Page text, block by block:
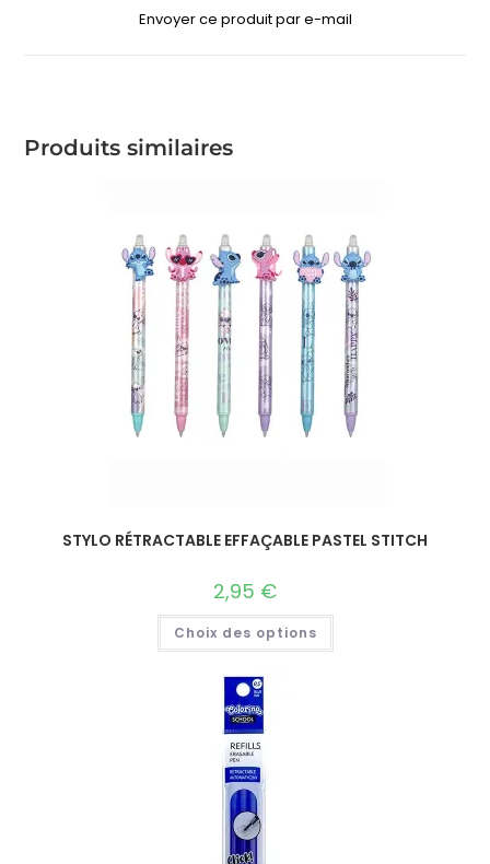
Envoyer ce produit par e-mail
Produits similaires
STYLO RÉTRACTABLE EFFAÇABLE PASTEL STITCH
2,95 €
Choix des options